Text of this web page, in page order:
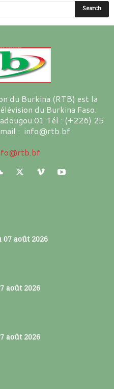
du Burkina (RTB) est la
du Burkina Faso.
01 Tél : (+226) 25
: info@rtb.bf
07 août 2026
août 2026
août 2026